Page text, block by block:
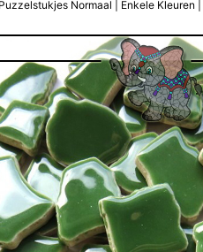
steentjes 2 cm
steentjes Pixel 8 mm
steentjes Rond
steentjes
steentjes Speciale
steentjes
Keramische
Keramische Cirkels
Keramische
Keramische
Keramische
Keramische
Keramische
Keramische
Geglazuurde
Normaal | Enkele Kleuren